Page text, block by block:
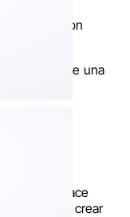
taller) con
y recibe una
mundo.
precisa, enlace
posición sin crear